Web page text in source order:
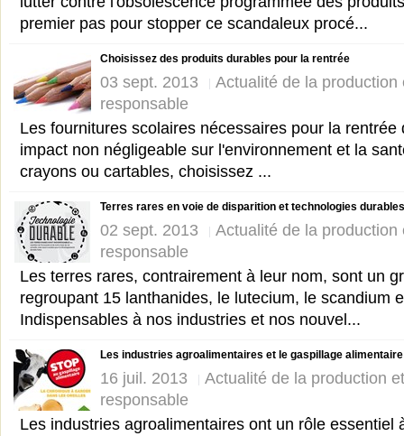
premier pas pour stopper ce scandaleux procé...
Choisissez des produits durables pour la rentrée
03 sept. 2013
Actualité de la
responsable
Les fournitures scolaires nécessaires pour la rentrée
impact non négligeable sur l'environnement et la
crayons ou cartables, choisissez ...
Terres rares en voie de disparition et technologies durables
02 sept. 2013
Actualité de la
responsable
Les terres rares, contrairement à leur nom, sont un
regroupant 15 lanthanides, le lutecium, le scandium
Indispensables à nos industries et nos nouvel...
Les industries agroalimentaires et le gaspillage alimentaire
16 juil. 2013
Actualité de la production
responsable
Les industries agroalimentaires ont un rôle essentiel